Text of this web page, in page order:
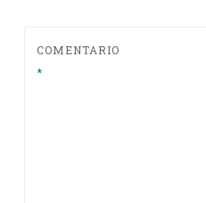
COMENTARIO
*